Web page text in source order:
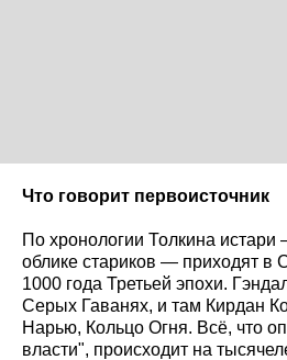
Что говорит первоисточник
По хронологии Толкина
облике стариков — приходят в
1000 года Третьей эпохи.
Серых Гаванях, и там Кирдан
Нарью, Кольцо Огня. Всё, что
власти", происходит на